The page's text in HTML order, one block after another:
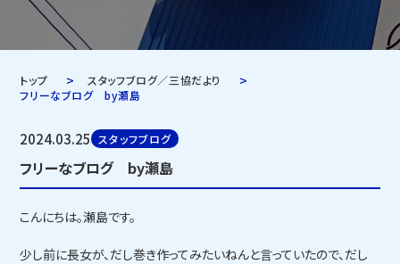
トップ
スタッフブログ／三協だより
フリーなブログ by瀬島
2024.03.25 スタッフブログ
フリーなブログ by瀬島
こんにちは。瀬島です。
少し前に長女が、だし巻き作ってみたいねんと言っていたので、だし